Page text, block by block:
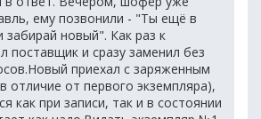
ему позвонили - "Ты ещё в
забирай новый". Как раз к
поставщик и сразу заменил без
приехал с заряженным
отличие от первого экземпляра),
как при записи, так и в состоянии